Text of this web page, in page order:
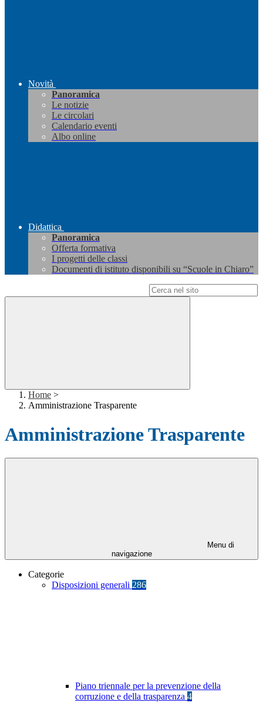
Novità
Panoramica
Le notizie
Le circolari
Calendario eventi
Albo online
Didattica
Panoramica
Offerta formativa
I progetti delle classi
Documenti di istituto disponibili su “Scuole in Chiaro”
Home >
Amministrazione Trasparente
Amministrazione Trasparente
Menu di
navigazione
Categorie
Disposizioni generali 286
Piano triennale per la prevenzione della
corruzione e della trasparenza 4